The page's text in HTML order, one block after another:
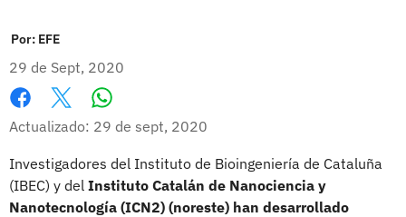
Por: EFE
29 de Sept, 2020
Facebook
X
Actualizado: 29 de sept, 2020
Investigadores del Instituto de Bioingeniería de Cataluña
(IBEC) y del Instituto Catalán de Nanociencia y
Nanotecnología (ICN2) (noreste) han desarrollado